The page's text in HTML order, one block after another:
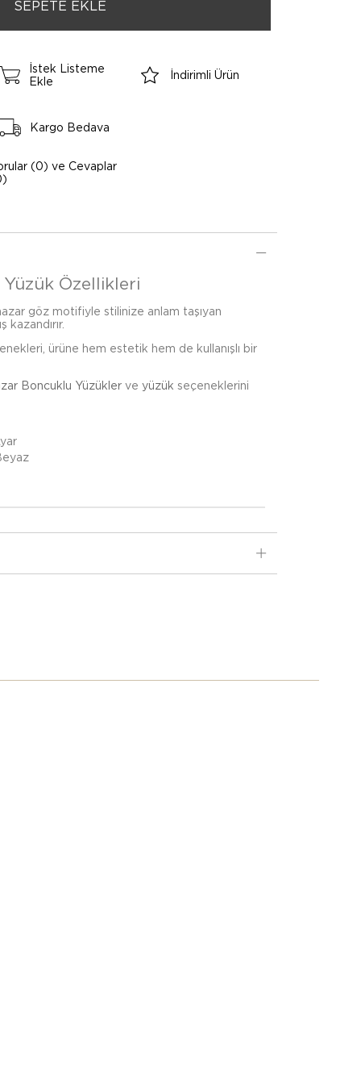
İstek Listeme
Ekle
İndirimli Ürün
Kargo Bedava
(0) ve Cevaplar
Özellikleri
göz motifiyle stilinize anlam taşıyan
kazandırır.
ürüne hem estetik hem de kullanışlı bir
Boncuklu Yüzükler ve yüzük seçeneklerini